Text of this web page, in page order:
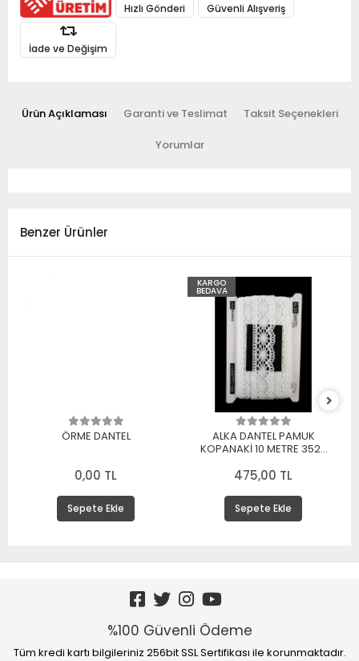
Hızlı Gönderi Güvenli Alışveriş
İade ve Değişim
Ürün Açıklaması Garanti ve Teslimat Taksit Seçenekleri
Yorumlar
Benzer Ürünler
ÖRME DANTEL
0,00 TL
Sepete Ekle
KARGO
BEDAVA
ALKA DANTEL PAMUK
KOPANAKİ 10 METRE 3520
475,00 TL
Sepete Ekle
%100 Güvenli Ödeme
Tüm kredi kartı bilgileriniz 256bit SSL Sertifikası ile korunmaktadır.